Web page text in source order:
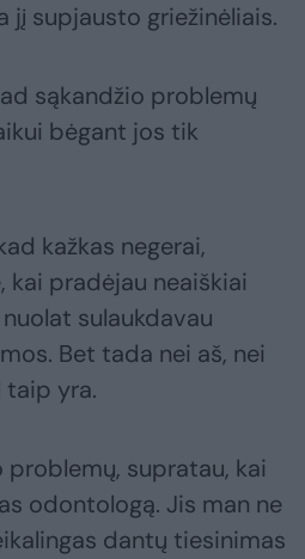
jį supjausto griežinėliais.
sąkandžio problemų
bėgant jos tik
kažkas negerai,
kai pradėjau neaiškiai
sulaukdavau
Bet tada nei aš, nei
taip yra.
problemų, supratau, kai
odontologą. Jis man ne
dantų tiesinimas